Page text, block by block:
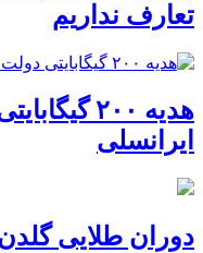
تعارف نداریم
هدیه ۲۰۰
ایرانسلی
دوران طلایی گلدن